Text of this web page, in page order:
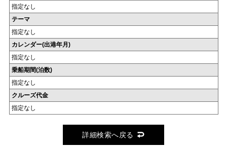
指定なし
テーマ
指定なし
カレンダー(出港年月)
指定なし
乗船期間(泊数)
指定なし
クルーズ代金
指定なし
詳細検索へ戻る